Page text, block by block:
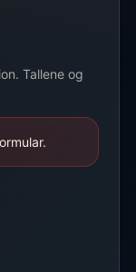
Tallene og